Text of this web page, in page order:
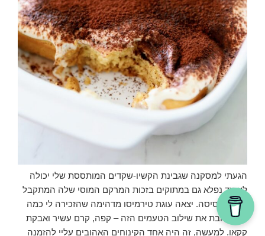
הגעתי למסקנה שגבינת הקשיו-שקדים המותססת שלי יכולה
לעבוד נפלא גם במתוקים בזכות המרקם המוסי שלה המתקבל
לאחר תסיסה. יצאה עוגת טירמיסו מדהימה שהזכירה לי כמה
אני אוהבת את שילוב הטעמים הזה – קפה, קרם עשיר ואבקת
קקאו. למעשה, זה היה אחד הקינוחים האהובים עליי להזמנה